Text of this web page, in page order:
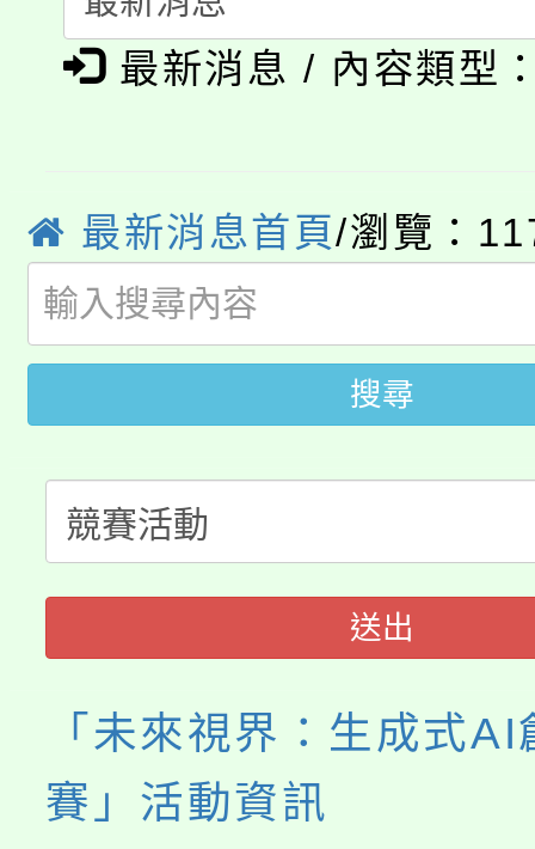
程
「本色祭」8/29、30在
場熱烈登場!
8/21下午1時於龍潭區
局官網。
8月14至27日，桃園電
開!
115年桃園市運動會8/
田徑場及游泳池舉行。
桃園市低收入戶享有免
視費優惠，中低收入戶
者。
大園自造教育及科技
份教師研習
淨零綠生活教案入校路
會
115年食農教育專業人
最新消息 / 內容類型
最新消息首頁/瀏覽：
搜尋
送出
「未來視界：生成式
賽」活動資訊